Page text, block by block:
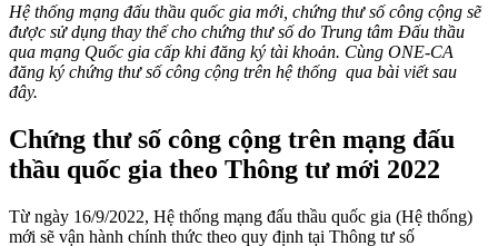
Hệ thống mạng đấu thầu quốc gia mới, chứng thư số công cộng sẽ
được sử dụng thay thế cho chứng thư số do Trung tâm Đấu thầu
qua mạng Quốc gia cấp khi đăng ký tài khoản. Cùng ONE-CA
đăng ký chứng thư số công cộng trên hệ thống qua bài viết sau
đây.
Chứng thư số công cộng trên mạng đấu
thầu quốc gia theo Thông tư mới 2022
Từ ngày 16/9/2022, Hệ thống mạng đấu thầu quốc gia (Hệ thống)
mới sẽ vận hành chính thức theo quy định tại Thông tư số